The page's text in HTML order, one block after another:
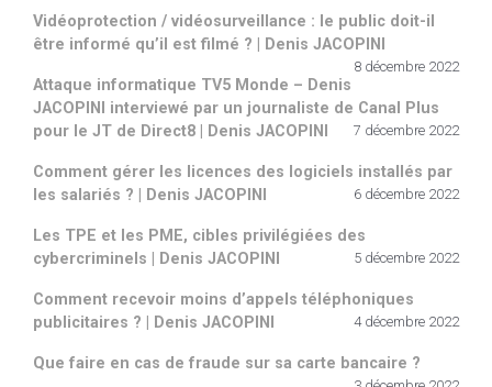
Vidéoprotection / vidéosurveillance : le public doit-il
être informé qu’il est filmé ? | Denis JACOPINI
8 décembre 2022
Attaque informatique TV5 Monde – Denis
JACOPINI interviewé par un journaliste de Canal Plus
pour le JT de Direct8 | Denis JACOPINI
7 décembre 2022
Comment gérer les licences des logiciels installés par
les salariés ? | Denis JACOPINI
6 décembre 2022
Les TPE et les PME, cibles privilégiées des
cybercriminels | Denis JACOPINI
5 décembre 2022
Comment recevoir moins d’appels téléphoniques
publicitaires ? | Denis JACOPINI
4 décembre 2022
Que faire en cas de fraude sur sa carte bancaire ?